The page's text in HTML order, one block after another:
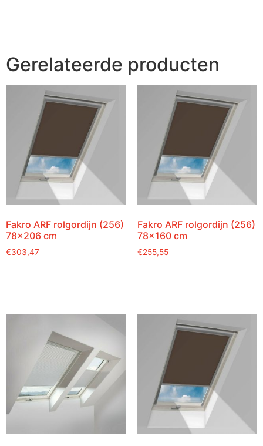
Gerelateerde producten
Fakro ARF rolgordijn (256)
78×206 cm
€303,47
Fakro ARF rolgordijn (256)
78×160 cm
€255,55